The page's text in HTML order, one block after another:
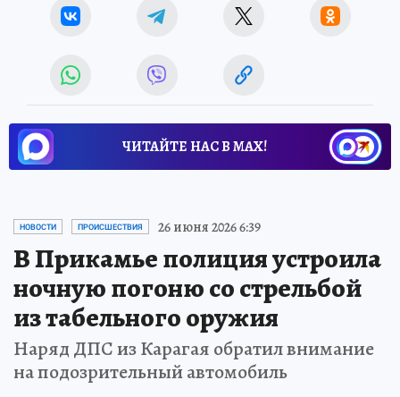
ЧИТАЙТЕ НАС В МАХ!
НОВОСТИ ПРОИСШЕСТВИЯ 26 июня 2026 6:39
В Прикамье полиция устроила
ночную погоню со стрельбой
из табельного оружия
Наряд ДПС из Карагая обратил внимание
на подозрительный автомобиль